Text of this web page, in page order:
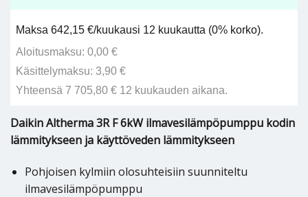
Maksa 642,15 €/kuukausi 12 kuukautta (0% korko).
Aloitusmaksu: 0,00 €
Käsittelymaksu: 3,90 €
Yhteensä 7 705,80 € 12 kuukauden aikana.
Daikin Altherma 3R F 6kW ilmavesilämpöpumppu kodin
lämmitykseen ja käyttöveden lämmitykseen
Pohjoisen kylmiin olosuhteisiin suunniteltu
ilmavesilämpöpumppu